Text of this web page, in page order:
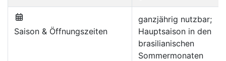
Saison & Öffnungszeiten
ganzjährig nutzbar;
Hauptsaison in den
brasilianischen
Sommermonaten